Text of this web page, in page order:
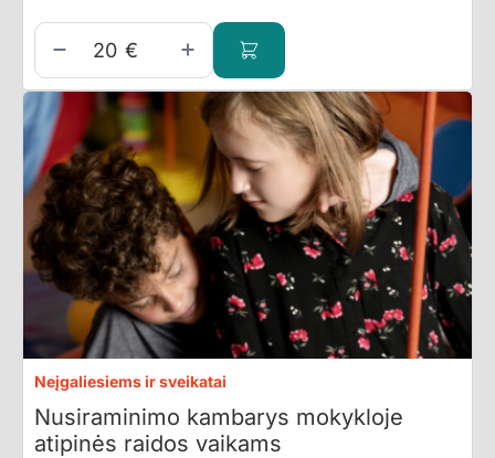
€
Neįgaliesiems ir sveikatai
Nusiraminimo kambarys mokykloje
atipinės raidos vaikams